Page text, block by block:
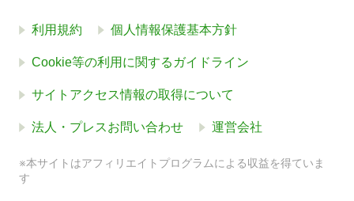
利用規約 個人情報保護基本方針
Cookie等の利用に関するガイドライン
サイトアクセス情報の取得について
法人・プレスお問い合わせ 運営会社
※本サイトはアフィリエイトプログラムによる収益を得ていま
す